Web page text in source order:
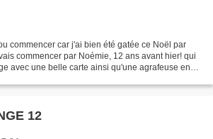
commencer car j'ai bien été gatée ce Noël par
commencer par Noémie, 12 ans avant hier! qui
avec une belle carte ainsi qu'une agrafeuse en
12